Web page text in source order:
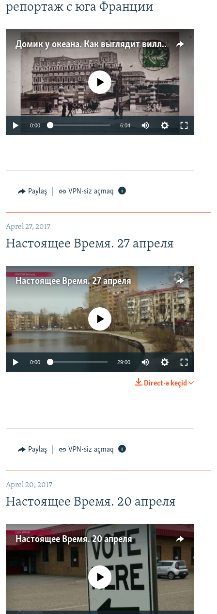
репортаж с юга Франции
Домик у океана. Как выглядит вилла для Людмилы Путиной – репортаж с юга Франции
No media source currently available
0:00 6:04
Paylaş VPN-siz açmaq
Aprel 27, 2017
Настоящее Время. 27 апреля
Настоящее Время. 27 апреля
No media source currently available
0:00 29:00
Direct-ə keçid
Paylaş VPN-siz açmaq
Aprel 20, 2017
Настоящее Время. 20 апреля
Настоящее Время. 20 апреля
No media source currently available